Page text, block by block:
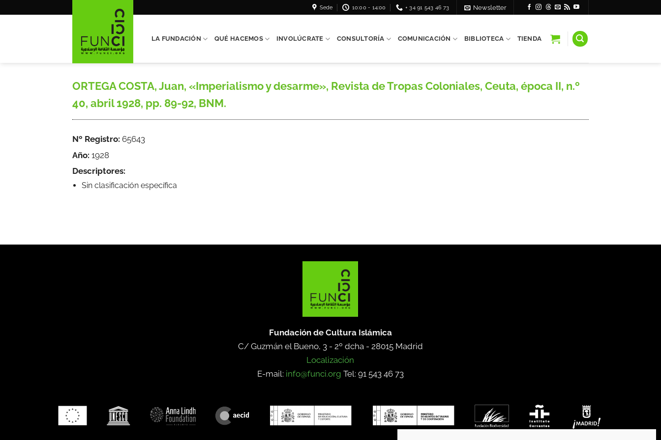
Sede 10:00 - 14:00 + 34 91 543 46 73 Newsletter
LA FUNDACIÓN QUÉ HACEMOS INVOLÚCRATE CONSULTORÍA COMUNICACIÓN BIBLIOTECA TIENDA
ORTEGA COSTA, Juan, «Imperialismo y desarme», Revista de Tropas Coloniales, Ceuta, época II, n.º
40, abril 1928, pp. 89-92, BNM.
Nº Registro: 65643
Año: 1928
Descriptores:
Sin clasificación específica
Fundación de Cultura Islámica
C/ Guzmán el Bueno, 3 - 2º dcha - 28015 Madrid
Localización
E-mail: info@funci.org Tel: 91 543 46 73